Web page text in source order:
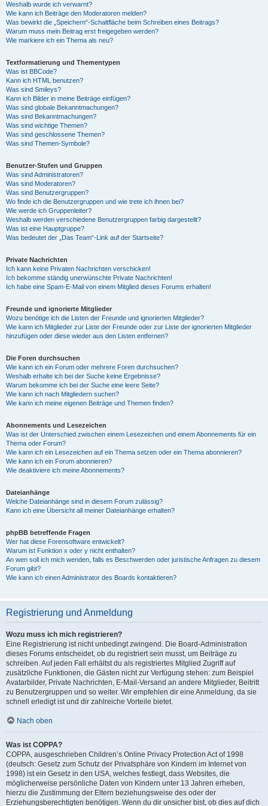
Weshalb wurde ich verwarnt?
Wie kann ich Beiträge den Moderatoren melden?
Was bewirkt die „Speichern“-Schaltfläche beim Schreiben eines Beitrags?
Warum muss mein Beitrag erst freigegeben werden?
Wie markiere ich ein Thema als neu?
Textformatierung und Thementypen
Was ist BBCode?
Kann ich HTML benutzen?
Was sind Smileys?
Kann ich Bilder in meine Beiträge einfügen?
Was sind globale Bekanntmachungen?
Was sind Bekanntmachungen?
Was sind wichtige Themen?
Was sind geschlossene Themen?
Was sind Themen-Symbole?
Benutzer-Stufen und Gruppen
Was sind Administratoren?
Was sind Moderatoren?
Was sind Benutzergruppen?
Wo finde ich die Benutzergruppen und wie trete ich ihnen bei?
Wie werde ich Gruppenleiter?
Weshalb werden verschiedene Benutzergruppen farbig dargestellt?
Was ist eine Hauptgruppe?
Was bedeutet der „Das Team“-Link auf der Startseite?
Private Nachrichten
Ich kann keine Privaten Nachrichten verschicken!
Ich bekomme ständig unerwünschte Private Nachrichten!
Ich habe eine Spam-E-Mail von einem Mitglied dieses Forums erhalten!
Freunde und ignorierte Mitglieder
Wozu benötige ich die Listen der Freunde und ignorierten Mitglieder?
Wie kann ich Mitglieder zur Liste der Freunde oder zur Liste der ignorierten Mitglieder
hinzufügen oder diese wieder aus den Listen entfernen?
Die Foren durchsuchen
Wie kann ich ein Forum oder mehrere Foren durchsuchen?
Weshalb erhalte ich bei der Suche keine Ergebnisse?
Warum bekomme ich bei der Suche eine leere Seite?
Wie kann ich nach Mitgliedern suchen?
Wie kann ich meine eigenen Beiträge und Themen finden?
Abonnements und Lesezeichen
Was ist der Unterschied zwischen einem Lesezeichen und einem Abonnements für ein
Thema oder Forum?
Wie kann ich ein Lesezeichen auf ein Thema setzen oder ein Thema abonnieren?
Wie kann ich ein Forum abonnieren?
Wie deaktiviere ich meine Abonnements?
Dateianhänge
Welche Dateianhänge sind in diesem Forum zulässig?
Kann ich eine Übersicht all meiner Dateianhänge erhalten?
phpBB betreffende Fragen
Wer hat diese Forensoftware entwickelt?
Warum ist Funktion x oder y nicht enthalten?
An wen soll ich mich wenden, falls es Beschwerden oder juristische Anfragen zu diesem
Forum gibt?
Wie kann ich einen Administrator des Boards kontaktieren?
Registrierung und Anmeldung
Wozu muss ich mich registrieren?
Eine Registrierung ist nicht unbedingt zwingend. Die Board-Administration
dieses Forums entscheidet, ob du registriert sein musst, um Beiträge zu
schreiben. Auf jeden Fall erhältst du als registriertes Mitglied Zugriff auf
zusätzliche Funktionen, die Gästen nicht zur Verfügung stehen: zum Beispiel
Avatarbilder, Private Nachrichten, E-Mail-Versand an andere Mitglieder, Beitritt
zu Benutzergruppen und so weiter. Wir empfehlen dir eine Anmeldung, da sie
schnell erledigt ist und dir zahlreiche Vorteile bietet.
Nach oben
Was ist COPPA?
COPPA, ausgeschrieben Children’s Online Privacy Protection Act of 1998
(deutsch: Gesetz zum Schutz der Privatsphäre von Kindern im Internet von
1998) ist ein Gesetz in den USA, welches festlegt, dass Websites, die
möglicherweise persönliche Daten von Kindern unter 13 Jahren erheben,
hierzu die Zustimmung der Eltern beziehungsweise des oder der
Erziehungsberechtigten benötigen. Wenn du dir unsicher bist, ob dies auf dich